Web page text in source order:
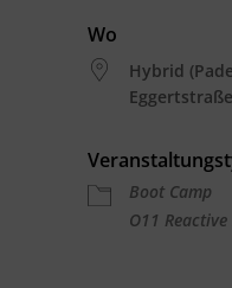
Wo
Hybrid
Boot Camp
O11